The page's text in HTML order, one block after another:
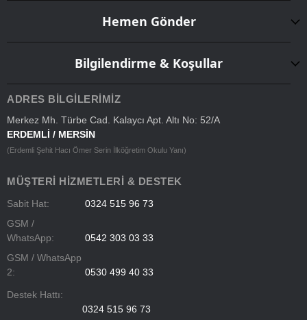
Hemen Gönder
Bilgilendirme & Koşullar
ADRES BILGILERIMIZ
Merkez Mh. Türbe Cad. Kalaycı Apt. Altı No: 52/A
ERDEMLİ / MERSİN
(Erdemli Şehit Hacı Ömer Serin İlköğretim Okulu Yanı)
MÜŞTERI HIZMETLERI & DESTEK
Sabit Hat:
0324 515 96 73
GSM /
WhatsApp:
0542 303 03 33
GSM / WhatsApp
2:
0530 499 40 33
Destek Hattı:
0324 515 96 73